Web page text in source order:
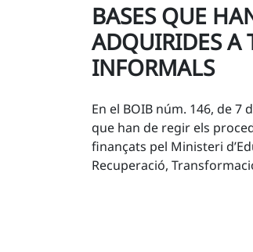
BASES QUE
ADQUIRIDES A
INFORMALS
En el BOIB núm. 146, de 7
que han de regir els
finançats pel Ministeri
Recuperació,